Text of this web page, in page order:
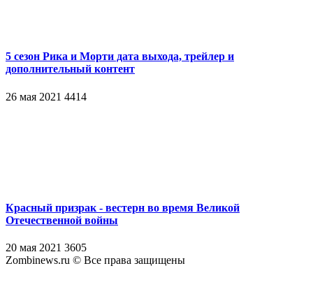
5 сезон Рика и Морти дата выхода, трейлер и
дополнительный контент
26 мая 2021 4414
Красный призрак - вестерн во время Великой
Отечественной войны
20 мая 2021 3605
Zombinews.ru © Все права защищены